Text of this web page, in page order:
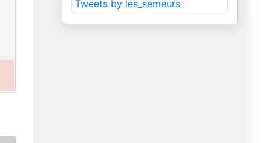
Tweets by les_semeurs